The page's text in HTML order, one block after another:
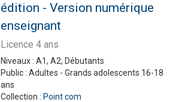
édition - Version numérique
enseignant
Licence 4 ans
Niveaux : A1, A2, Débutants
Public : Adultes - Grands adolescents 16-18
ans
Collection : Point com